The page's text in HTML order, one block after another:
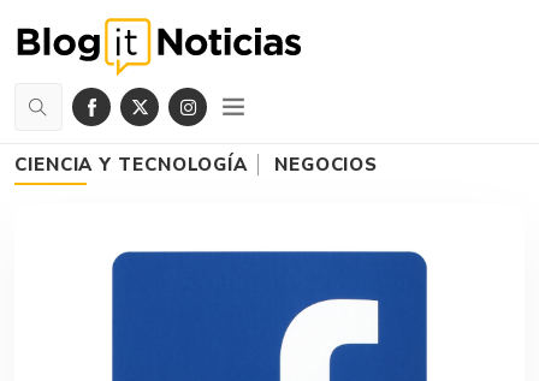
CIENCIA Y TECNOLOGÍA NEGOCIOS